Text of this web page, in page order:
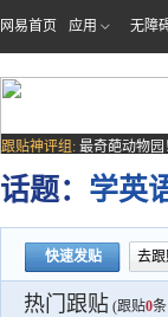
网易首页 应用 无障
跟贴神评组: 最奇葩动物
场子
话题： 学英
快速发贴 去
热门跟贴 (跟贴0